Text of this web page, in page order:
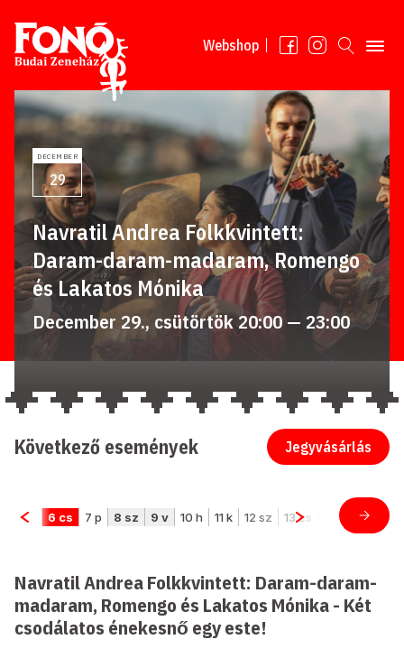
Tovább a tartalomhoz
Webshop
DECEMBER
29
Navratil Andrea Folkkvintett:
Daram-daram-madaram, Romengo
és Lakatos Mónika
December 29., csütörtök 20:00 — 23:00
Jegyvásárlás
Következő események
Navratil Andrea Folkkvintett: Daram-daram-
madaram, Romengo és Lakatos Mónika - Két
csodálatos énekesnő egy este!